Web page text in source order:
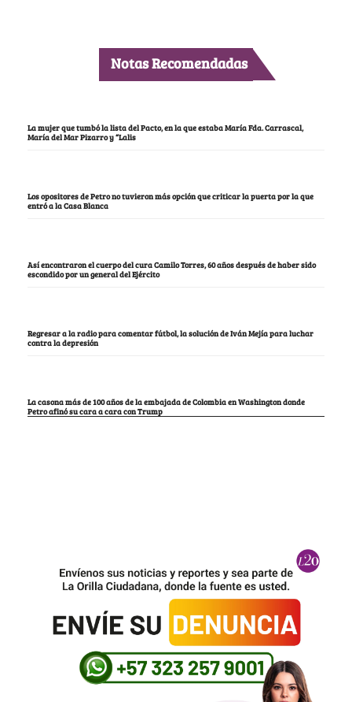
Notas Recomendadas
La mujer que tumbó la lista del Pacto, en la que estaba María Fda. Carrascal,
María del Mar Pizarro y “Lalis
Los opositores de Petro no tuvieron más opción que criticar la puerta por la que
entró a la Casa Blanca
Así encontraron el cuerpo del cura Camilo Torres, 60 años después de haber sido
escondido por un general del Ejército
Regresar a la radio para comentar fútbol, la solución de Iván Mejía para luchar
contra la depresión
La casona más de 100 años de la embajada de Colombia en Washington donde
Petro afinó su cara a cara con Trump